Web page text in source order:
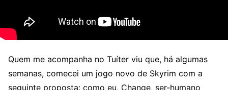
Quem me acompanha no Tuíter viu que, há algumas
semanas, comecei um jogo novo de Skyrim com a
seguinte proposta: como eu, Change, ser-humano